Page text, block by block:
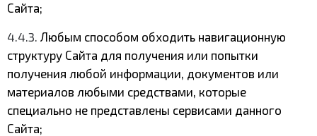
Сайта;
4.4.3. Любым способом обходить навигационную
структуру Сайта для получения или попытки
получения любой информации, документов или
материалов любыми средствами, которые
специально не представлены сервисами данного
Сайта;